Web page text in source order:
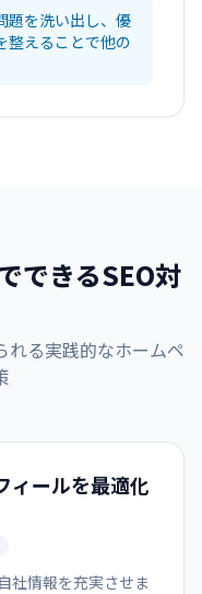
題を洗い出し、優
整えることで他の
できるSEO対
れる実践的なホームペ
ィールを最適化
社情報を充実させま